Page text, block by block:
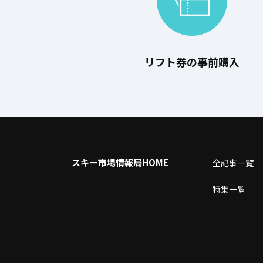
リフト券の事前購入
スキー市場情報局HOME 全記事⼀覧
特集一覧